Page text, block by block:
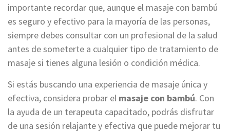
importante recordar que, aunque el masaje con bambú
es seguro y efectivo para la mayoría de las personas,
siempre debes consultar con un profesional de la salud
antes de someterte a cualquier tipo de tratamiento de
masaje si tienes alguna lesión o condición médica.
Si estás buscando una experiencia de masaje única y
efectiva, considera probar el masaje con bambú. Con
la ayuda de un terapeuta capacitado, podrás disfrutar
de una sesión relajante y efectiva que puede mejorar tu